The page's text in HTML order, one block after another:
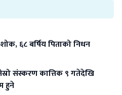
६८ बर्षिय पिताको निधन
संस्करण कात्तिक ९ गतेदेखि
हुने